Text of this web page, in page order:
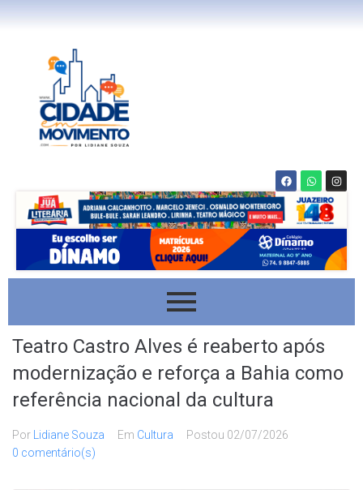
Teatro Castro Alves é reaberto após
modernização e reforça a Bahia como
referência nacional da cultura
Por Lidiane Souza Em Cultura Postou 02/07/2026
0 comentário(s)